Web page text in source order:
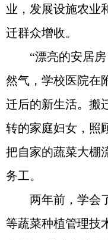
业，发展设施农业
迁群众增收。
“漂亮的安居
然气，学校医院
迁后的新生活。搬
转的家庭妇女，照
把自家的蔬菜大棚
务工。
两年前，学会
等蔬菜种植管理技